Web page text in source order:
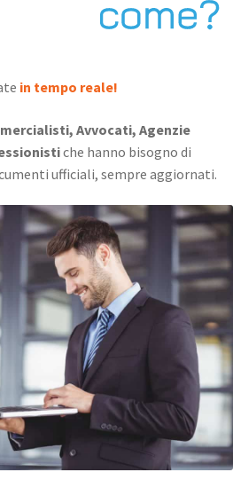
in tempo reale!
Avvocati, Agenzie
che hanno bisogno di
ufficiali, sempre aggiornati.